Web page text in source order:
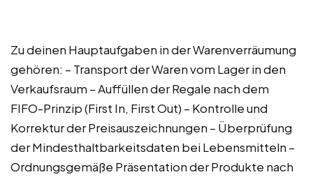
Zu deinen Hauptaufgaben in der Warenverräumung
gehören: – Transport der Waren vom Lager in den
Verkaufsraum – Auffüllen der Regale nach dem
FIFO-Prinzip (First In, First Out) – Kontrolle und
Korrektur der Preisauszeichnungen – Überprüfung
der Mindesthaltbarkeitsdaten bei Lebensmitteln –
Ordnungsgemäße Präsentation der Produkte nach